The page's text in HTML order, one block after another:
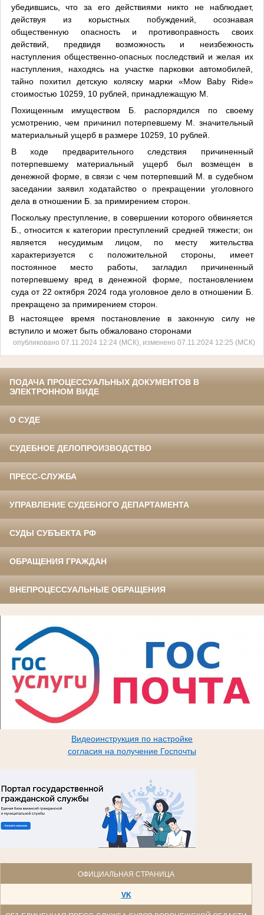
убедившись, что за его действиями никто не наблюдает,
действуя из корыстных побуждений, осознавая
общественную опасность и противоправность своих
действий, предвидя возможность и неизбежность
наступления общественно-опасных последствий и желая их
наступления, находясь на участке парковки автомобилей,
тайно похитил детскую коляску марки «Mow Baby Ride»
стоимостью 10259, 10 рублей, принадлежащую М.
Похищенным имуществом Б. распорядился по своему
усмотрению, чем причинил потерпевшему М. значительный
материальный ущерб в размере 10259, 10 рублей.
В ходе предварительного следствия причиненный
потерпевшему материальный ущерб был возмещен в
денежной форме, в связи с чем потерпевший М. в судебном
заседании заявил ходатайство о прекращении уголовного
дела в отношении Б. за примирением сторон.
Поскольку преступление, в совершении которого обвиняется
Б., относится к категории преступлений средней тяжести; он
является несудимым лицом, по месту жительства
характеризуется с положительной стороны, имеет
постоянное место работы, загладил причиненный
потерпевшему вред в денежной форме, постановлением
суда от 22 октября 2024 года уголовное дело в отношении Б.
прекращено за примирением сторон.
В настоящее время постановление в законную силу не
вступило и может быть обжаловано сторонами
опубликовано 07.11.2024 12:24 (МСК), изменено 07.11.2024 12:25 (МСК)
ПОДАЧА ПРОЦЕССУАЛЬНЫХ ДОКУМЕНТОВ В
ЭЛЕКТРОННОМ ВИДЕ
О СУДЕ
СУДЕБНОЕ ДЕЛОПРОИЗВОДСТВО
ПРЕСС-СЛУЖБА
УПРАВЛЕНИЕ СУДЕБНОГО ДЕПАРТАМЕНТА
СУДЫ СУБЪЕКТА РФ
ОБРАЩЕНИЯ ГРАЖДАН
ВНЕПРОЦЕССУАЛЬНЫЕ ОБРАЩЕНИЯ
Видеоинструкция по настройке
согласия на получение Госпочты
ОФИЦИАЛЬНАЯ СТРАНИЦА
VK